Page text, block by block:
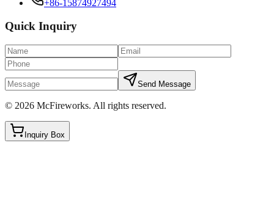
+86-15874927494
Quick Inquiry
Send Message
© 2026 McFireworks. All rights reserved.
Inquiry Box